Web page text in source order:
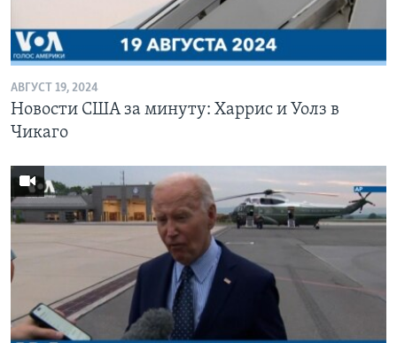
АВГУСТ 19, 2024
Новости США за минуту: Харрис и Уолз в
Чикаго